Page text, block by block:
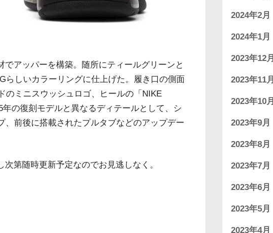
アッパーを構築。随所にティールグリーンと
らしいカラーリングに仕上げた。履き口の側面
のミニスウッシュロゴ、ヒールの「NIKE
の復刻モデルと異なるディテールとして、シ
、前後に搭載されたプルタブなどのアップデー
第随時更新予定なのでお見逃しなく。
2024年2月
2024年1月
2023年12月
2023年11月
2023年10月
2023年9月
2023年8月
2023年7月
2023年6月
2023年5月
2023年4月